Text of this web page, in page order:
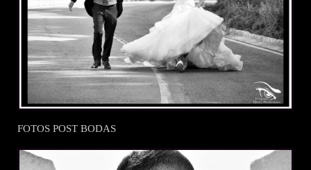
FOTOS POST BODAS